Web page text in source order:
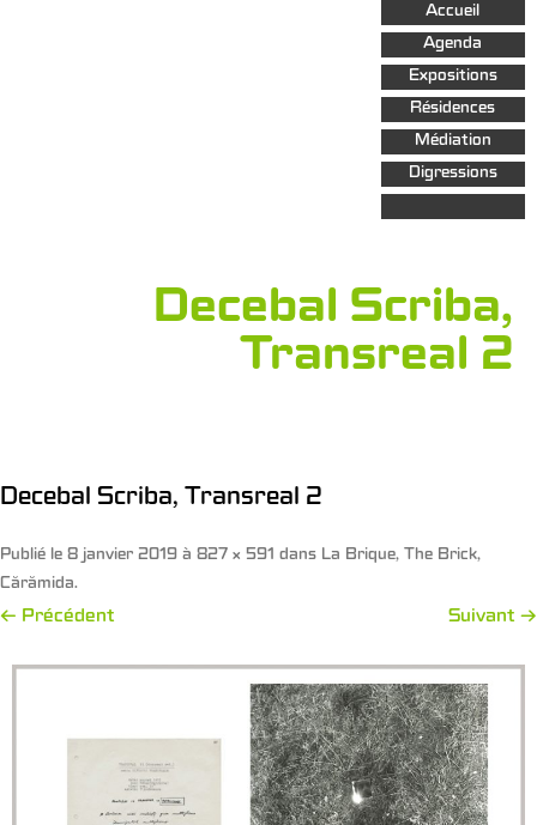
Aller au
contenu
principal
Accueil
Agenda
Expositions
Résidences
Médiation
Digressions
Decebal Scriba,
Transreal 2
Decebal Scriba, Transreal 2
Publié le 8 janvier 2019 à 827 × 591 dans La Brique, The Brick,
Cărămida.
← Précédent Suivant →